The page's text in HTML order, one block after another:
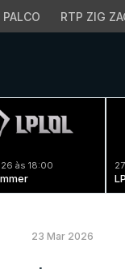
PALCO RTP ZIG
às 18:00
23 Mar 2026